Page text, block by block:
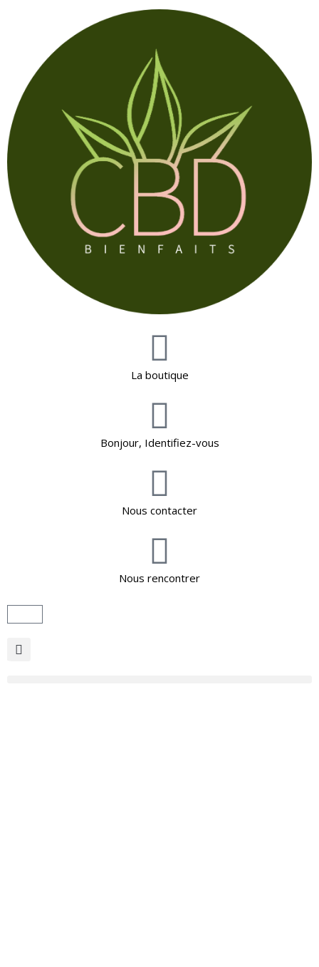
La boutique
Bonjour, Identifiez-vous
Nous contacter
Nous rencontrer